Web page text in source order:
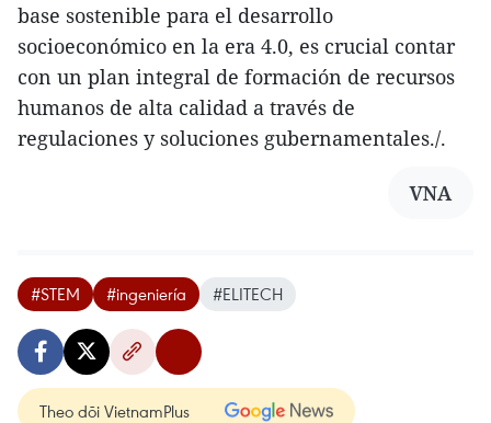
base sostenible para el desarrollo
socioeconómico en la era 4.0, es crucial contar
con un plan integral de formación de recursos
humanos de alta calidad a través de
regulaciones y soluciones gubernamentales./.
VNA
#STEM #ingeniería #ELITECH
Theo dõi VietnamPlus